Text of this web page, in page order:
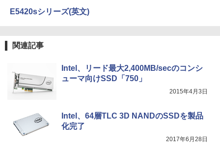
￥12,580
5
ルHD 1080P 100%sRGB 400cd/m? 光沢
IPS パネル 色鮮やか 265g 超軽量 Type-
C対応 miniHDMI モニター 持ち運び サブ
ディスプレイ ミニPC対応 3年保証 EVICI
￥10,999
￥5,544
] [ 水 ] [ ペットボトル ] [ 箱買い ] [ ストック
￥810
E5420sシリーズ(英文)
関連記事
Intel、リード最大2,400MB/secのコンシ
ューマ向けSSD「750」
2015年4月3日
Intel、64層TLC 3D NANDのSSDを製品
化完了
2017年6月28日